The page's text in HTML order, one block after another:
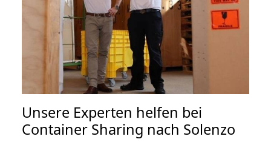
Unsere Experten helfen bei
Container Sharing nach Solenzo